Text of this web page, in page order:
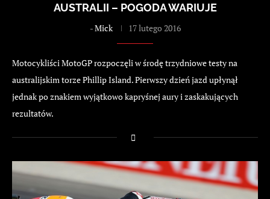
AUSTRALII – POGODA WARIUJE
-Mick 17 lutego 2016
Motocykliści MotoGP rozpoczęli w środę trzydniowe testy na
australijskim torze Phillip Island. Pierwszy dzień jazd upłynął
jednak po znakiem wyjątkowo kapryśnej aury i zaskakujących
rezultatów.